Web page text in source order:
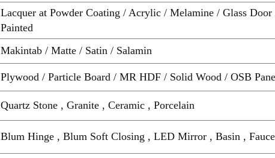
Lacquer at Powder Coating / Acrylic / Melamine / Glass
Painted
Makintab / Matte / Satin / Salamin
Plywood / Particle Board / MR HDF / Solid Wood / OSB
Quartz Stone , Granite , Ceramic , Porcelain
Blum Hinge , Blum Soft Closing , LED Mirror , Basin ,